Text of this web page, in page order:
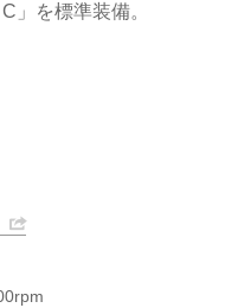
」を標準装備。